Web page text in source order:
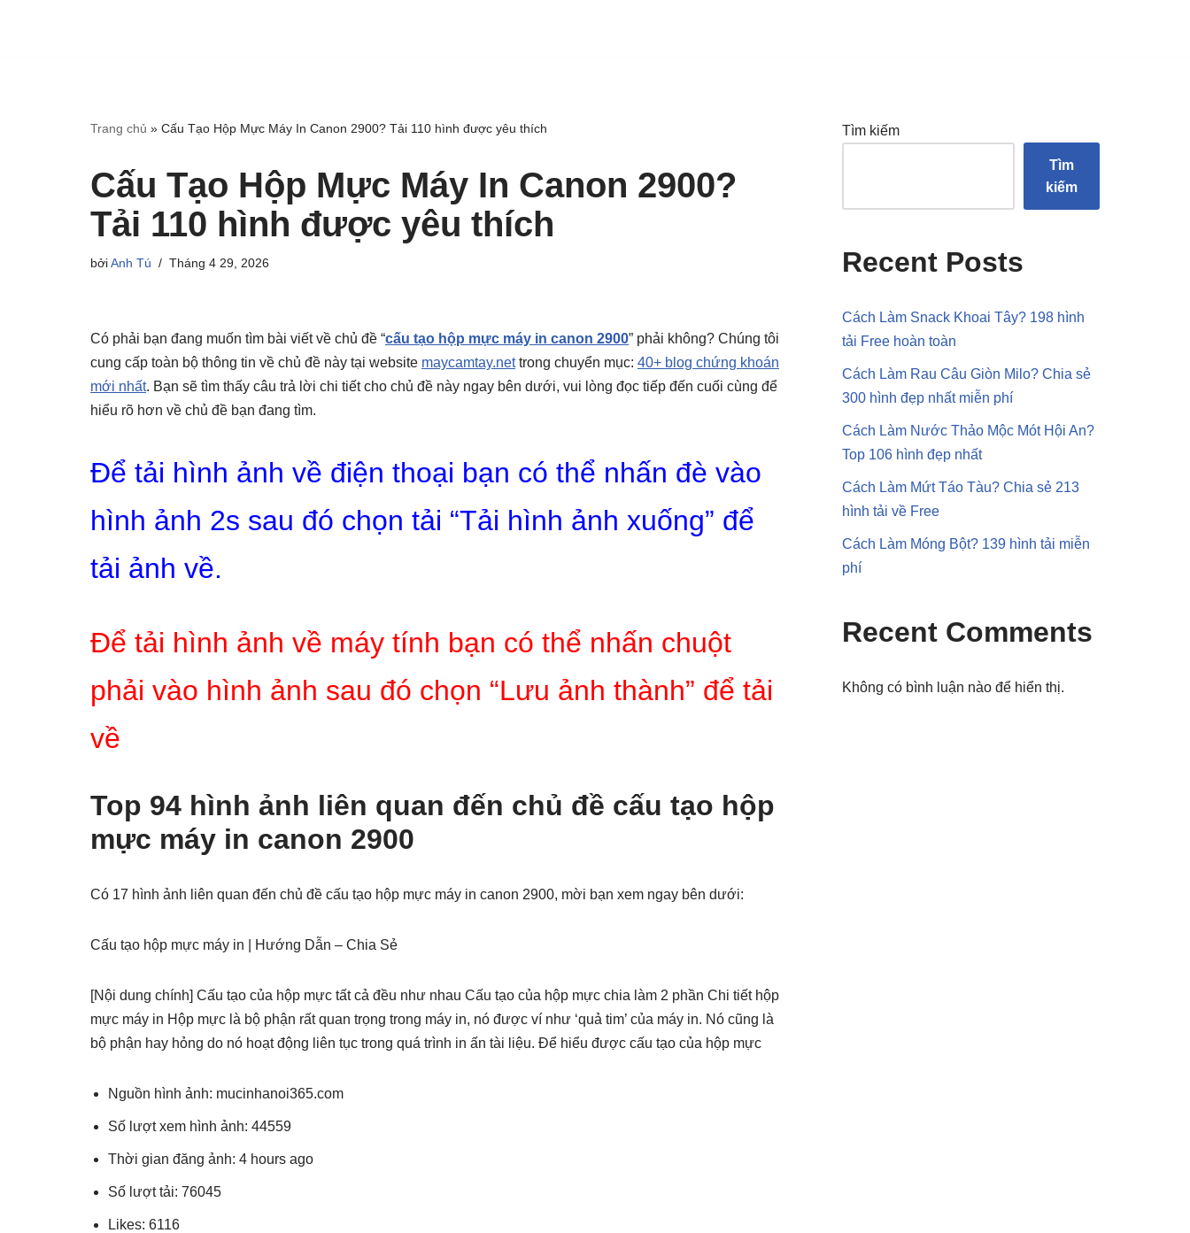
Trang chủ » Cấu Tạo Hộp Mực Máy In Canon 2900? Tải 110 hình được yêu thích
Cấu Tạo Hộp Mực Máy In Canon 2900?
Tải 110 hình được yêu thích
bởiAnh Tú Tháng 4 29, 2026
Có phải bạn đang muốn tìm bài viết về chủ đề “cấu tạo hộp mực máy in canon 2900” phải không? Chúng tôi
cung cấp toàn bộ thông tin về chủ đề này tại website maycamtay.nettrong chuyển mục: 40+ blog chứng khoán
mới nhất. Bạn sẽ tìm thấy câu trả lời chi tiết cho chủ đề này ngay bên dưới, vui lòng đọc tiếp đến cuối cùng để
hiểu rõ hơn về chủ đề bạn đang tìm.
Để tải hình ảnh về điện thoại bạn có thể nhấn đè vào
hình ảnh 2s sau đó chọn tải “Tải hình ảnh xuống” để
tải ảnh về.
Để tải hình ảnh về máy tính bạn có thể nhấn chuột
phải vào hình ảnh sau đó chọn “Lưu ảnh thành” để tải
về
Top 94 hình ảnh liên quan đến chủ đề cấu tạo hộp
mực máy in canon 2900
Có 17 hình ảnh liên quan đến chủ đề cấu tạo hộp mực máy in canon 2900, mời bạn xem ngay bên dưới:
Cấu tạo hộp mực máy in | Hướng Dẫn – Chia Sẻ
[Nội dung chính] Cấu tạo của hộp mực tất cả đều như nhau Cấu tạo của hộp mực chia làm 2 phần Chi tiết hộp
mực máy in Hộp mực là bộ phận rất quan trọng trong máy in, nó được ví như ‘quả tim’ của máy in. Nó cũng là
bộ phận hay hỏng do nó hoạt động liên tục trong quá trình in ấn tài liệu. Để hiểu được cấu tạo của hộp mực
Nguồn hình ảnh: mucinhanoi365.com
Số lượt xem hình ảnh: 44559
Thời gian đăng ảnh: 4 hours ago
Số lượt tải: 76045
Likes: 6116
Tìm kiếm
Tìm
kiếm
Recent Posts
Cách Làm Snack Khoai Tây? 198 hình
tải Free hoàn toàn
Cách Làm Rau Câu Giòn Milo? Chia sẻ
300 hình đẹp nhất miễn phí
Cách Làm Nước Thảo Mộc Mót Hội An?
Top 106 hình đẹp nhất
Cách Làm Mứt Táo Tàu? Chia sẻ 213
hình tải về Free
Cách Làm Móng Bột? 139 hình tải miễn
phí
Recent Comments
Không có bình luận nào để hiển thị.